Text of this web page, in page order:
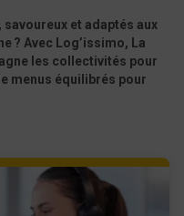
et adaptés aux
? Avec Log’issimo, La
les collectivités pour
menus équilibrés pour